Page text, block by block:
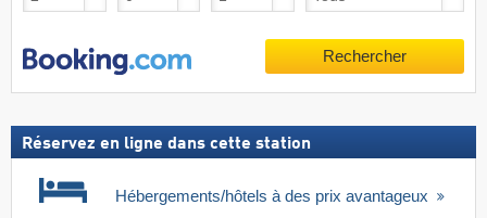
Rechercher
Réservez en ligne dans cette station
Hébergements/hôtels à des prix avantageux